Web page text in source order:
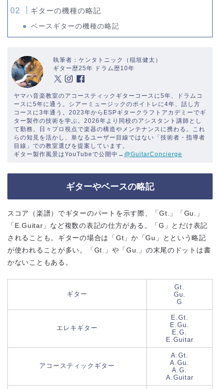
ギターの機種の略記
ベースギターの機種の略記
執筆者：ケンタトニック（稲垣健太）
ギター歴25年 ドラム歴10年
ヤマハ音楽教室のアコースティックギターコースに5年、ドラムコ
ースに5年に通う。シアーミュージックのボイトレに4年、話し方
コースに3年通う。2023年からESPギタークラフトアカデミーでギ
ター製作の技術を学ぶ。2026年より同校のアシスタント講師とし
て勤務。日々プロ視点で楽器の構造やメンテナンスに携わる。これ
らの知見を活かし、単なるユーザー目線ではない「技術者・指導者
目線」での教室選びを提案しています。
ギター製作風景はYouTubeで公開中→ @GuitarConcierge
ギターやベースの略記
スコア（楽譜）でギターのパートを示す際、「Gt.」「Gu.」
「E.Guitar」など複数の表記の仕方がある。「G」とだけ表記
されることも。ギターの場合は「Gt」か「Gu」とという略記
が使われることが多い。「Gt.」や「Gu.」の末尾のドットは書
かないこともある。
ギター
Gt.
Gu.
G
エレキギター
E.Gt.
E.Gu.
E.G.
E.Guitar
アコースティックギター
A.Gt.
A.Gu.
A.G.
A.Guitar